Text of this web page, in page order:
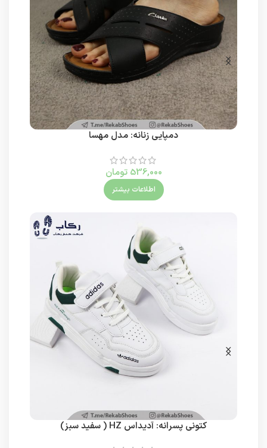
دمپایی زنانه: مدل مهسا
536,000 تومان
اطلاعات بیشتر
کتونی پسرانه: آدیداس HZ ( سفید سبز)